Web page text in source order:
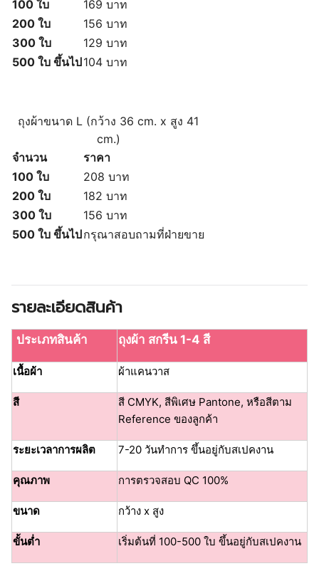
100 ใบ
169 บาท
200 ใบ
156 บาท
300 ใบ
129 บาท
500 ใบ ขึ้นไป104 บาท
ถุงผ้าขนาด L (กว้าง 36 cm. x สูง 41
cm.)
จำนวน
ราคา
100 ใบ
208 บาท
200 ใบ
182 บาท
300 ใบ
156 บาท
500 ใบ ขึ้นไปกรุณาสอบถามที่ฝ่ายขาย
รายละเอียดสินค้า
ประเภทสินค้า ถุงผ้า สกรีน 1-4 สี
เนื้อผ้า ผ้าแคนวาส
สี
สี CMYK, สีพิเศษ Pantone, หรือสีตาม
Reference ของลูกค้า
ระยะเวลาการผลิต 7-20 วันทำการ ขึ้นอยู่กับสเปคงาน
คุณภาพ การตรวจสอบ QC 100%
ขนาด กว้าง x สูง
ขั้นต่ำ เริ่มต้นที่ 100-500 ใบ ขึ้นอยู่กับสเปคงาน